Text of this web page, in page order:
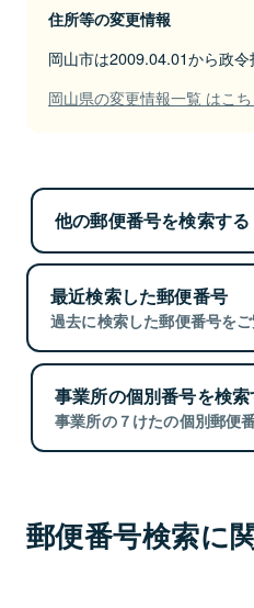
住所等の変更情報
岡山市は2009.04.01から政
岡山県の変更情報一覧 はこち
他の郵便番号を検索する
最近検索した郵便番号
過去に検索した郵便番号をご
事業所の個別番号を検索
事業所の７けたの個別郵便
郵便番号検索に